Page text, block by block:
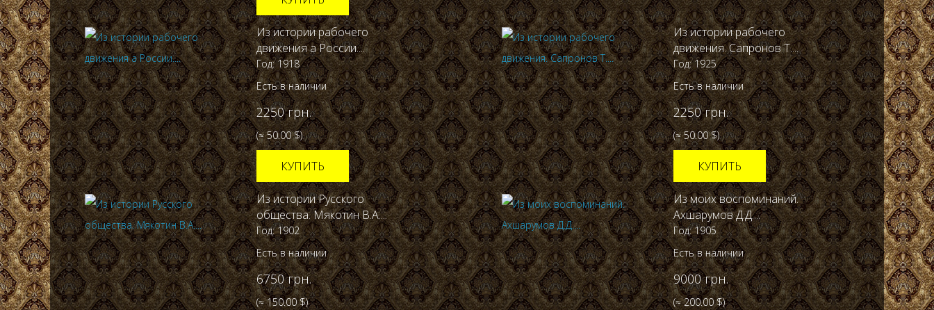
Из истории рабочего
движения а России....
Год: 1918
Есть в наличии
2250 грн.
(≈ 50.00 $)
КУПИТЬ
Из истории рабочего
движения. Сапронов Т....
Год: 1925
Есть в наличии
2250 грн.
(≈ 50.00 $)
КУПИТЬ
Из истории Русского
общества. Мякотин В.А....
Год: 1902
Есть в наличии
6750 грн.
(≈ 150.00 $)
Из моих воспоминаний.
Ахшарумов Д.Д....
Год: 1905
Есть в наличии
9000 грн.
(≈ 200.00 $)